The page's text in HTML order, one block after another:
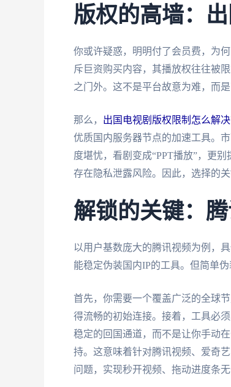
版权的高墙：
你或许疑惑，明明付了会员费，为
斥巨资购买内容，其播放权往往被
之门外。这不是平台故意为难，而
那么， 出国电视剧版权限制怎么解决
优质国内服务器节点的加速工具。
度堪忧，看剧变成“PPT播放”，更
存在隐私泄露风险。因此，选择的
解锁的关键：
以用户基数庞大的腾讯视频为例，
能稳定伪装国内IP的工具。但简单
首先，你需要一个覆盖广泛的全球
得流畅的初始连接。接着，工具必
稳定的回国通道，而不是让你手动
持。这意味着针对腾讯视频、爱奇
问题，实现秒开视频、拖动进度条无